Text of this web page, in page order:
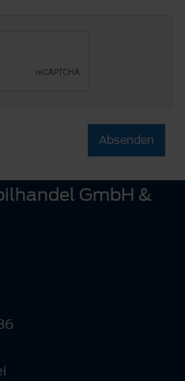
Absenden
GmbH &